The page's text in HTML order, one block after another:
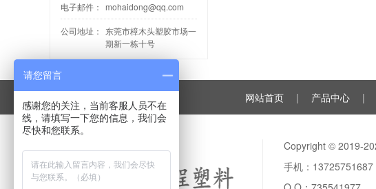
电子邮件： mohaidong@qq.com
公司地址：
东莞市樟木头塑胶市场一
期新一栋十号
网站首页 | 产品中心 |
Copyright © 2019-
手机：
请您留言
感谢您的关注，当前客服人员不在
线，请填写一下您的信息，我们会
尽快和您联系。